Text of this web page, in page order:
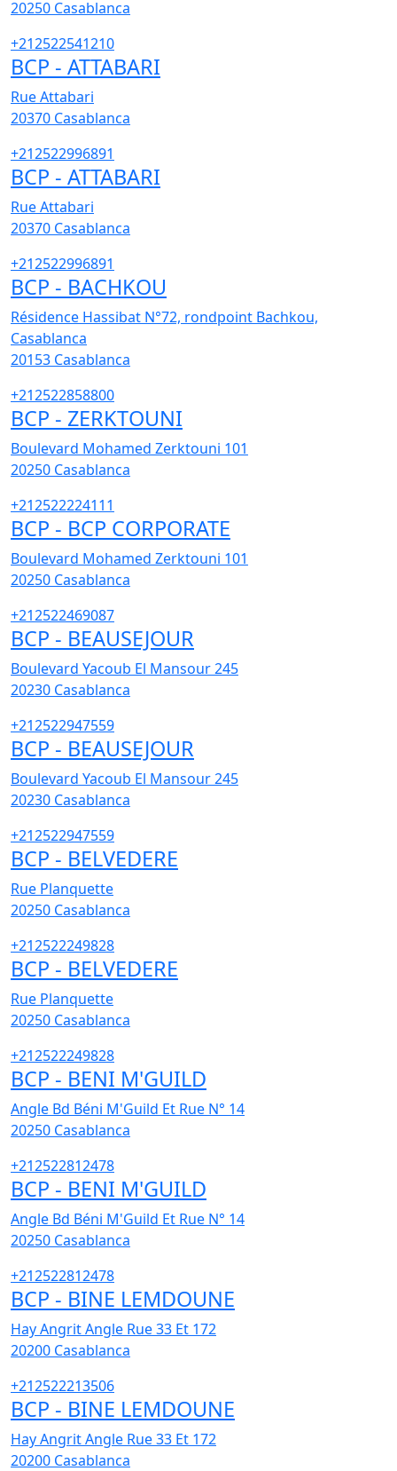
20250 Casablanca
+212522541210
BCP - ATTABARI
Rue Attabari
20370 Casablanca
+212522996891
BCP - ATTABARI
Rue Attabari
20370 Casablanca
+212522996891
BCP - BACHKOU
Résidence Hassibat N°72, rondpoint Bachkou,
Casablanca
20153 Casablanca
+212522858800
BCP - ZERKTOUNI
Boulevard Mohamed Zerktouni 101
20250 Casablanca
+212522224111
BCP - BCP CORPORATE
Boulevard Mohamed Zerktouni 101
20250 Casablanca
+212522469087
BCP - BEAUSEJOUR
Boulevard Yacoub El Mansour 245
20230 Casablanca
+212522947559
BCP - BEAUSEJOUR
Boulevard Yacoub El Mansour 245
20230 Casablanca
+212522947559
BCP - BELVEDERE
Rue Planquette
20250 Casablanca
+212522249828
BCP - BELVEDERE
Rue Planquette
20250 Casablanca
+212522249828
BCP - BENI M'GUILD
Angle Bd Béni M'Guild Et Rue N° 14
20250 Casablanca
+212522812478
BCP - BENI M'GUILD
Angle Bd Béni M'Guild Et Rue N° 14
20250 Casablanca
+212522812478
BCP - BINE LEMDOUNE
Hay Angrit Angle Rue 33 Et 172
20200 Casablanca
+212522213506
BCP - BINE LEMDOUNE
Hay Angrit Angle Rue 33 Et 172
20200 Casablanca